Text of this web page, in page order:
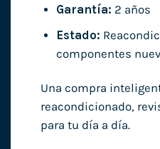
Garantía: 2 años
Estado:
componentes
Una compra
reacondicionado,
para tu día a día.